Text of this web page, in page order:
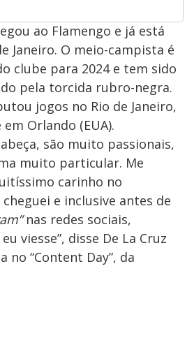
ao Flamengo e já está
Janeiro. O meio-campista é
clube para 2024 e tem sido
pela torcida rubro-negra.
jogos no Rio de Janeiro,
Orlando (EUA).
são muito passionais,
muito particular. Me
carinho no
e inclusive antes de
nas redes sociais,
viesse”, disse De La Cruz
“Content Day”, da